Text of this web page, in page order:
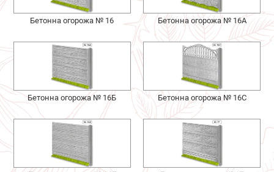
Бетонна огорожа № 16 Бетонна огорожа № 16А
Бетонна огорожа № 16Б Бетонна огорожа № 16С